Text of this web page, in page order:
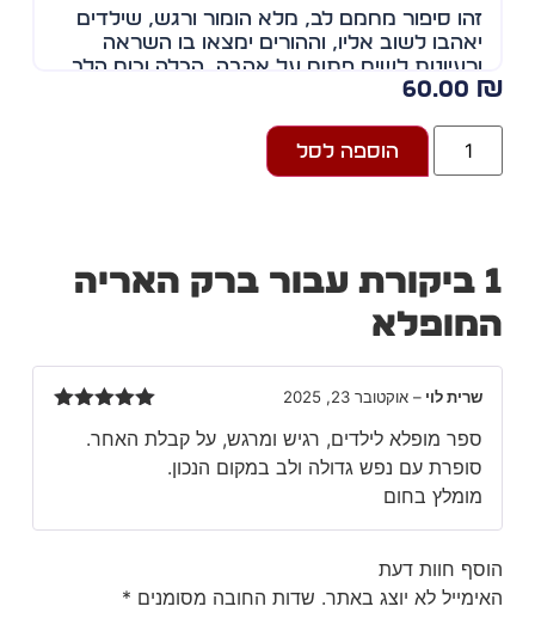
זהו סיפור מחמם לב, מלא הומור ורגש, שילדים
יאהבו לשוב אליו, וההורים ימצאו בו השראה
ורעיונות לשיח פתוח על אהבה, הכלה וכוח הלב.
יפה בן וליד, ילידת 1964, אימם של ברק, נועם
ואילון, סבתם של אלמה, ניצן ונוגה וחמותה של
זהו ספרה הראשון, שנכתב לאורו ולזכרו של בנה
הבכור והאהוב ברק ז"ל.
ברק לחם בגבורה במלחמת "חרבות ברזל" ונהרג
בעזה בתאריך 22.01.2024.
את הספר כתבה בהשראת תכונותיו וערכיו של
ברק שניחן בחוכמת הלב, ומתוך אמונה שילדי
ישראל יוכלו להכירו ולשאוב השראה מדמותו, וכך
יישאר הברק שלו בעולם.
שיהיה לה לזיכרון נוסף מאביה.
60.00
הוספה לסל
ברק האריה
5
שרית לוי– אוקטובר 23, 2025
ספר מופלא לילדים, רגיש ומרגש, על קבלת האחר.
סופרת עם נפש גדולה ולב במקום הנכון.
מומלץ בחום
חוות דעת
לא יוצג באתר. שדות החובה מסומנים*